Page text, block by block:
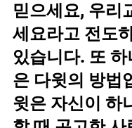
믿으세요, 우리
세요라고 전도
있습니다. 또 하
은 다윗의 방법
윗은 자신이 하